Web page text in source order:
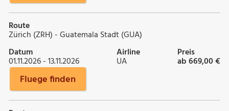
Route
Zürich (ZRH) - Guatemala Stadt (GUA)
Datum
01.11.2026 - 13.11.2026
Airline
UA
Preis
ab 669,00 €
Fluege finden